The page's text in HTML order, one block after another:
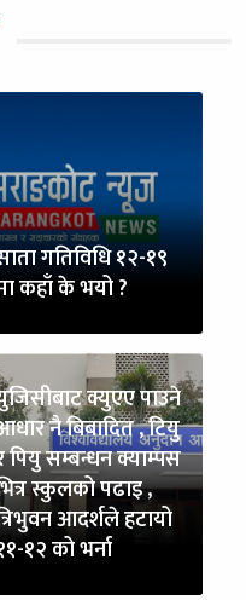
गतिविधि १२-१९
कहाँ के भयो ?
क्युएए पाउने
नै बिबादित , टियु
पियु सम्बन्धन क्याम्पस
स्कुलको पढाइ ,
आदर्शले हटायो
१२ को भर्ना